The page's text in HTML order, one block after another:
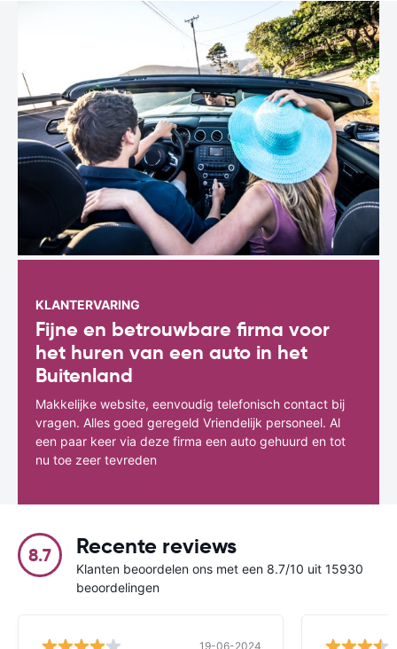
KLANTERVARING
Fijne en betrouwbare firma voor
het huren van een auto in het
Buitenland
Makkelijke website, eenvoudig telefonisch contact bij
vragen. Alles goed geregeld Vriendelijk personeel. Al
een paar keer via deze firma een auto gehuurd en tot
nu toe zeer tevreden
8.7 Recente reviews
Klanten beoordelen ons met een 8.7/10 uit 15930
beoordelingen
19-06-2024